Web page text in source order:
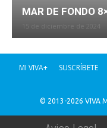
MAR DE FONDO
MI VIVA+ SUSCRÍBETE
© 2013-2026 VIVA